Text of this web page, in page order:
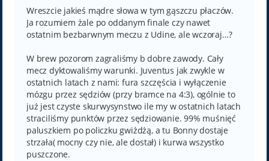
Wreszcie jakieś mądre słowa w tym gąszczu płaczów.
Ja rozumiem żale po oddanym finale czy nawet
ostatnim bezbarwnym meczu z Udine, ale wczoraj…?
W brew pozorom zagraliśmy b dobre zawody. Cały
mecz dyktowaliśmy warunki. Juventus jak zwykle w
ostatnich latach z nami: fura szczęścia i wyłączenie
mózgu przez sędziów (przy bramce na 4:3), ogólnie to
już jest czyste skurwysynstwo ile my w ostatnich latach
straciliśmy punktów przez sędziowanie. 99% muśnięć
paluszkiem po policzku gwiżdżą, a tu Bonny dostaje
strzała( mocny czy nie, ale dostał) i kurwa wszystko
puszczone.